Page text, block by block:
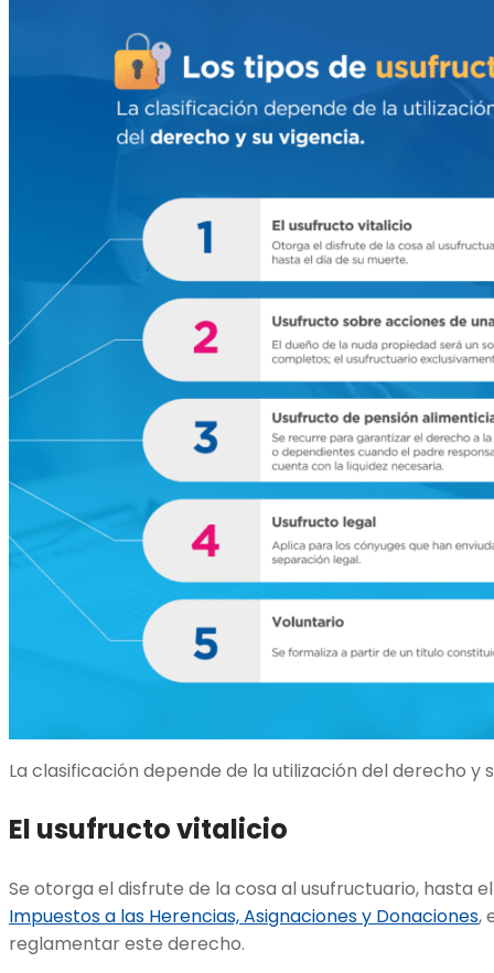
La clasificación depende de la utilización del derecho y
El usufructo vitalicio
Se otorga el disfrute de la cosa al usufructuario, hasta
Impuestos a las Herencias, Asignaciones y Donaciones,
reglamentar este derecho.